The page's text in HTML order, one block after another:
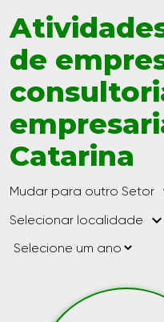
de
Catarina
Mudar para outro Setor
Selecionar localidade keyboard_arrow_down